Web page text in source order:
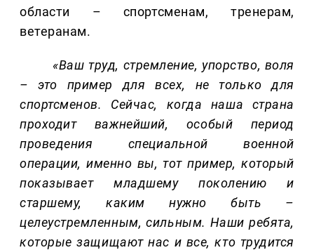
области – спортсменам, тренерам,
ветеранам.
«Ваш труд, стремление, упорство, воля
– это пример для всех, не только для
спортсменов. Сейчас, когда наша страна
проходит важнейший, особый период
проведения специальной военной
операции, именно вы, тот пример, который
показывает младшему поколению и
старшему, каким нужно быть –
целеустремленным, сильным. Наши ребята,
которые защищают нас и все, кто трудится